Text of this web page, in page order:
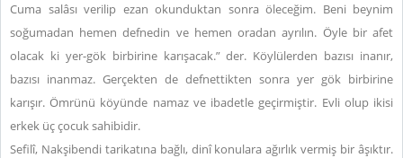
Cuma salâsı verilip ezan okunduktan sonra öleceğim. Beni beynim
soğumadan hemen defnedin ve hemen oradan ayrılın. Öyle bir afet
olacak ki yer-gök birbirine karışacak.” der. Köylülerden bazısı inanır,
bazısı inanmaz. Gerçekten de defnettikten sonra yer gök birbirine
karışır. Ömrünü köyünde namaz ve ibadetle geçirmiştir. Evli olup ikisi
erkek üç çocuk sahibidir.
Sefilî, Nakşibendi tarikatına bağlı, dinî konulara ağırlık vermiş bir âşıktır.